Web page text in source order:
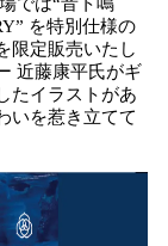
を特別仕様の
限定販売いたし
近藤康平氏がギ
たイラストがあ
いを惹き立てて